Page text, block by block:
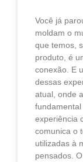
Você já
moldam o
que temos,
produto, é
conexão. E
dessas
atual, onde
experiência
comunica o
utilizadas à
pensados.